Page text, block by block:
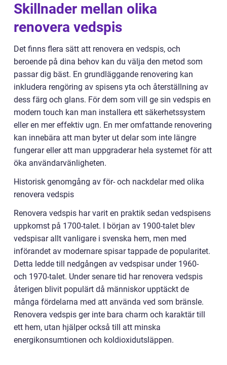
Skillnader mellan olika
renovera vedspis
Det finns flera sätt att renovera en vedspis, och
beroende på dina behov kan du välja den metod som
passar dig bäst. En grundläggande renovering kan
inkludera rengöring av spisens yta och återställning av
dess färg och glans. För dem som vill ge sin vedspis en
modern touch kan man installera ett säkerhetssystem
eller en mer effektiv ugn. En mer omfattande renovering
kan innebära att man byter ut delar som inte längre
fungerar eller att man uppgraderar hela systemet för att
öka användarvänligheten.
Historisk genomgång av för- och nackdelar med olika
renovera vedspis
Renovera vedspis har varit en praktik sedan vedspisens
uppkomst på 1700-talet. I början av 1900-talet blev
vedspisar allt vanligare i svenska hem, men med
införandet av modernare spisar tappade de popularitet.
Detta ledde till nedgången av vedspisar under 1960-
och 1970-talet. Under senare tid har renovera vedspis
återigen blivit populärt då människor upptäckt de
många fördelarna med att använda ved som bränsle.
Renovera vedspis ger inte bara charm och karaktär till
ett hem, utan hjälper också till att minska
energikonsumtionen och koldioxidutsläppen.